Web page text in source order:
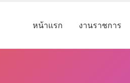
หน้าแรก งานราชการ